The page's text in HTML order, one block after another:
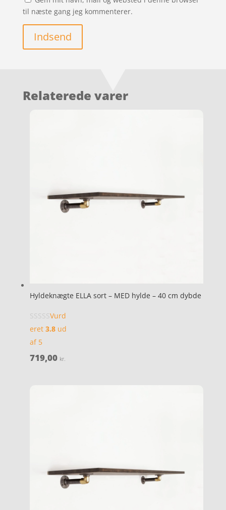
til næste gang jeg kommenterer.
Indsend
Relaterede varer
Hyldeknægte ELLA sort – MED hylde – 40 cm dybde
Vurd
eret 3.8ud
af 5
719,00 kr.